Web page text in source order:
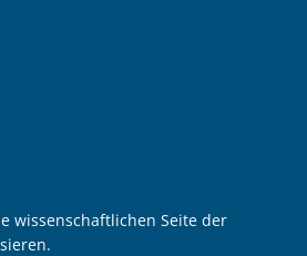
wissenschaftlichen Seite der